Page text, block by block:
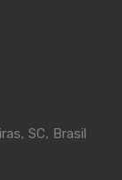
SC, Brasil